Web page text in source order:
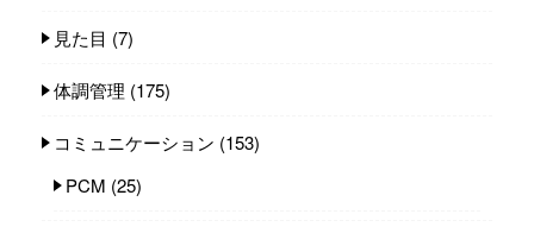
見た目 (7)
体調管理 (175)
コミュニケーション (153)
PCM (25)